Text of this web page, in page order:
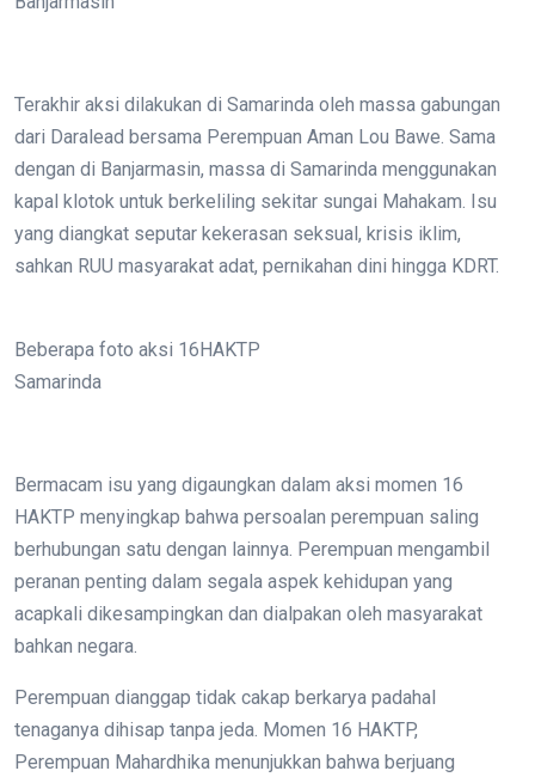
Terakhir aksi dilakukan di Samarinda oleh massa gabungan
dari Daralead bersama Perempuan Aman Lou Bawe. Sama
dengan di Banjarmasin, massa di Samarinda menggunakan
kapal klotok untuk berkeliling sekitar sungai Mahakam. Isu
yang diangkat seputar kekerasan seksual, krisis iklim,
sahkan RUU masyarakat adat, pernikahan dini hingga KDRT.
Beberapa foto aksi 16HAKTP
Samarinda
Bermacam isu yang digaungkan dalam aksi momen 16
HAKTP menyingkap bahwa persoalan perempuan saling
berhubungan satu dengan lainnya. Perempuan mengambil
peranan penting dalam segala aspek kehidupan yang
acapkali dikesampingkan dan dialpakan oleh masyarakat
bahkan negara.
Perempuan dianggap tidak cakap berkarya padahal
tenaganya dihisap tanpa jeda. Momen 16 HAKTP,
Perempuan Mahardhika menunjukkan bahwa berjuang